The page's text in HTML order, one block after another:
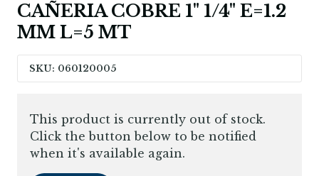
CAÑERIA COBRE 1" 1/4" E=1.2
MM L=5 MT
SKU: 060120005
This product is currently out of stock.
Click the button below to be notified
when it's available again.